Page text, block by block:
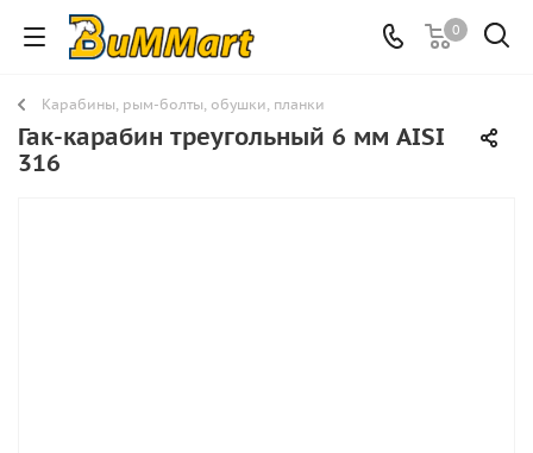
0
Карабины, рым-болты, обушки, планки
Гак-карабин треугольный 6 мм AISI
316